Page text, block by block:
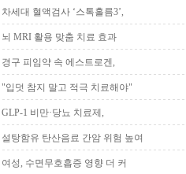
차세대 혈액검사 ‘스톡홀름3’,
뇌 MRI 활용 맞춤 치료 효과
경구 피임약 속 에스트로겐,
"입덧 참지 말고 적극 치료해야"
GLP-1 비만·당뇨 치료제,
설탕함유 탄산음료 간암 위험 높여
여성, 수면무호흡증 영향 더 커